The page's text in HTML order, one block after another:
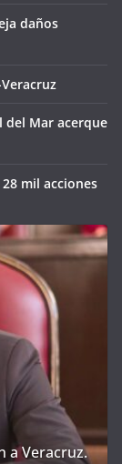
daños
del Mar acerque
mil acciones
a Veracruz.